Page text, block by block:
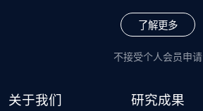
了解更多
不接受个人会员申请
关于我们 研究成果